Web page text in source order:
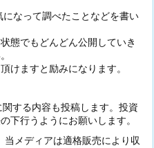
なって調べたことなどを書い
態でもどんどん公開していき
けますと励みになります。
する内容も投稿します。投資
下行うようにお願いします。
メディアは適格販売により収